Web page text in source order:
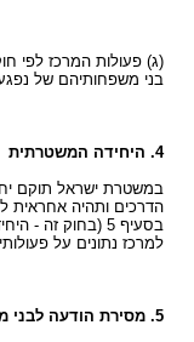
(ג) פעולות המרכז לפי
בני משפחותיהם של
4. היחידה המשטרתית
במשטרת ישראל תוקם
הדרכים ותהיה אחראית
בסעיף 5 (בחוק
למרכז נתונים על
5. מסירת הודעה לבני משפחה